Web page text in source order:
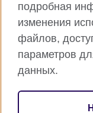
British Council
Privacy and terms of
Cookies
Карта сайта
© 2026 British Council
Международная
подробная
изменения
файлов,
параметров
данных.